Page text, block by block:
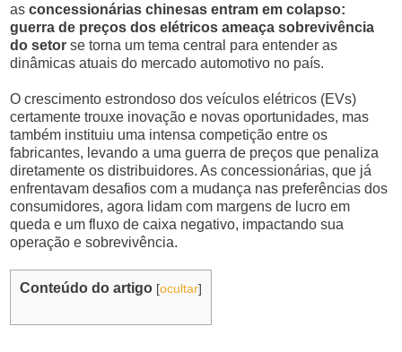
asconcessionárias chinesas entram em colapso:
guerra de preços dos elétricos ameaça sobrevivência
do setor se torna um tema central para entender as
dinâmicas atuais do mercado automotivo no país.
O crescimento estrondoso dos veículos elétricos (EVs)
certamente trouxe inovação e novas oportunidades, mas
também instituiu uma intensa competição entre os
fabricantes, levando a uma guerra de preços que penaliza
diretamente os distribuidores. As concessionárias, que já
enfrentavam desafios com a mudança nas preferências dos
consumidores, agora lidam com margens de lucro em
queda e um fluxo de caixa negativo, impactando sua
operação e sobrevivência.
Conteúdo do artigo [ocultar]